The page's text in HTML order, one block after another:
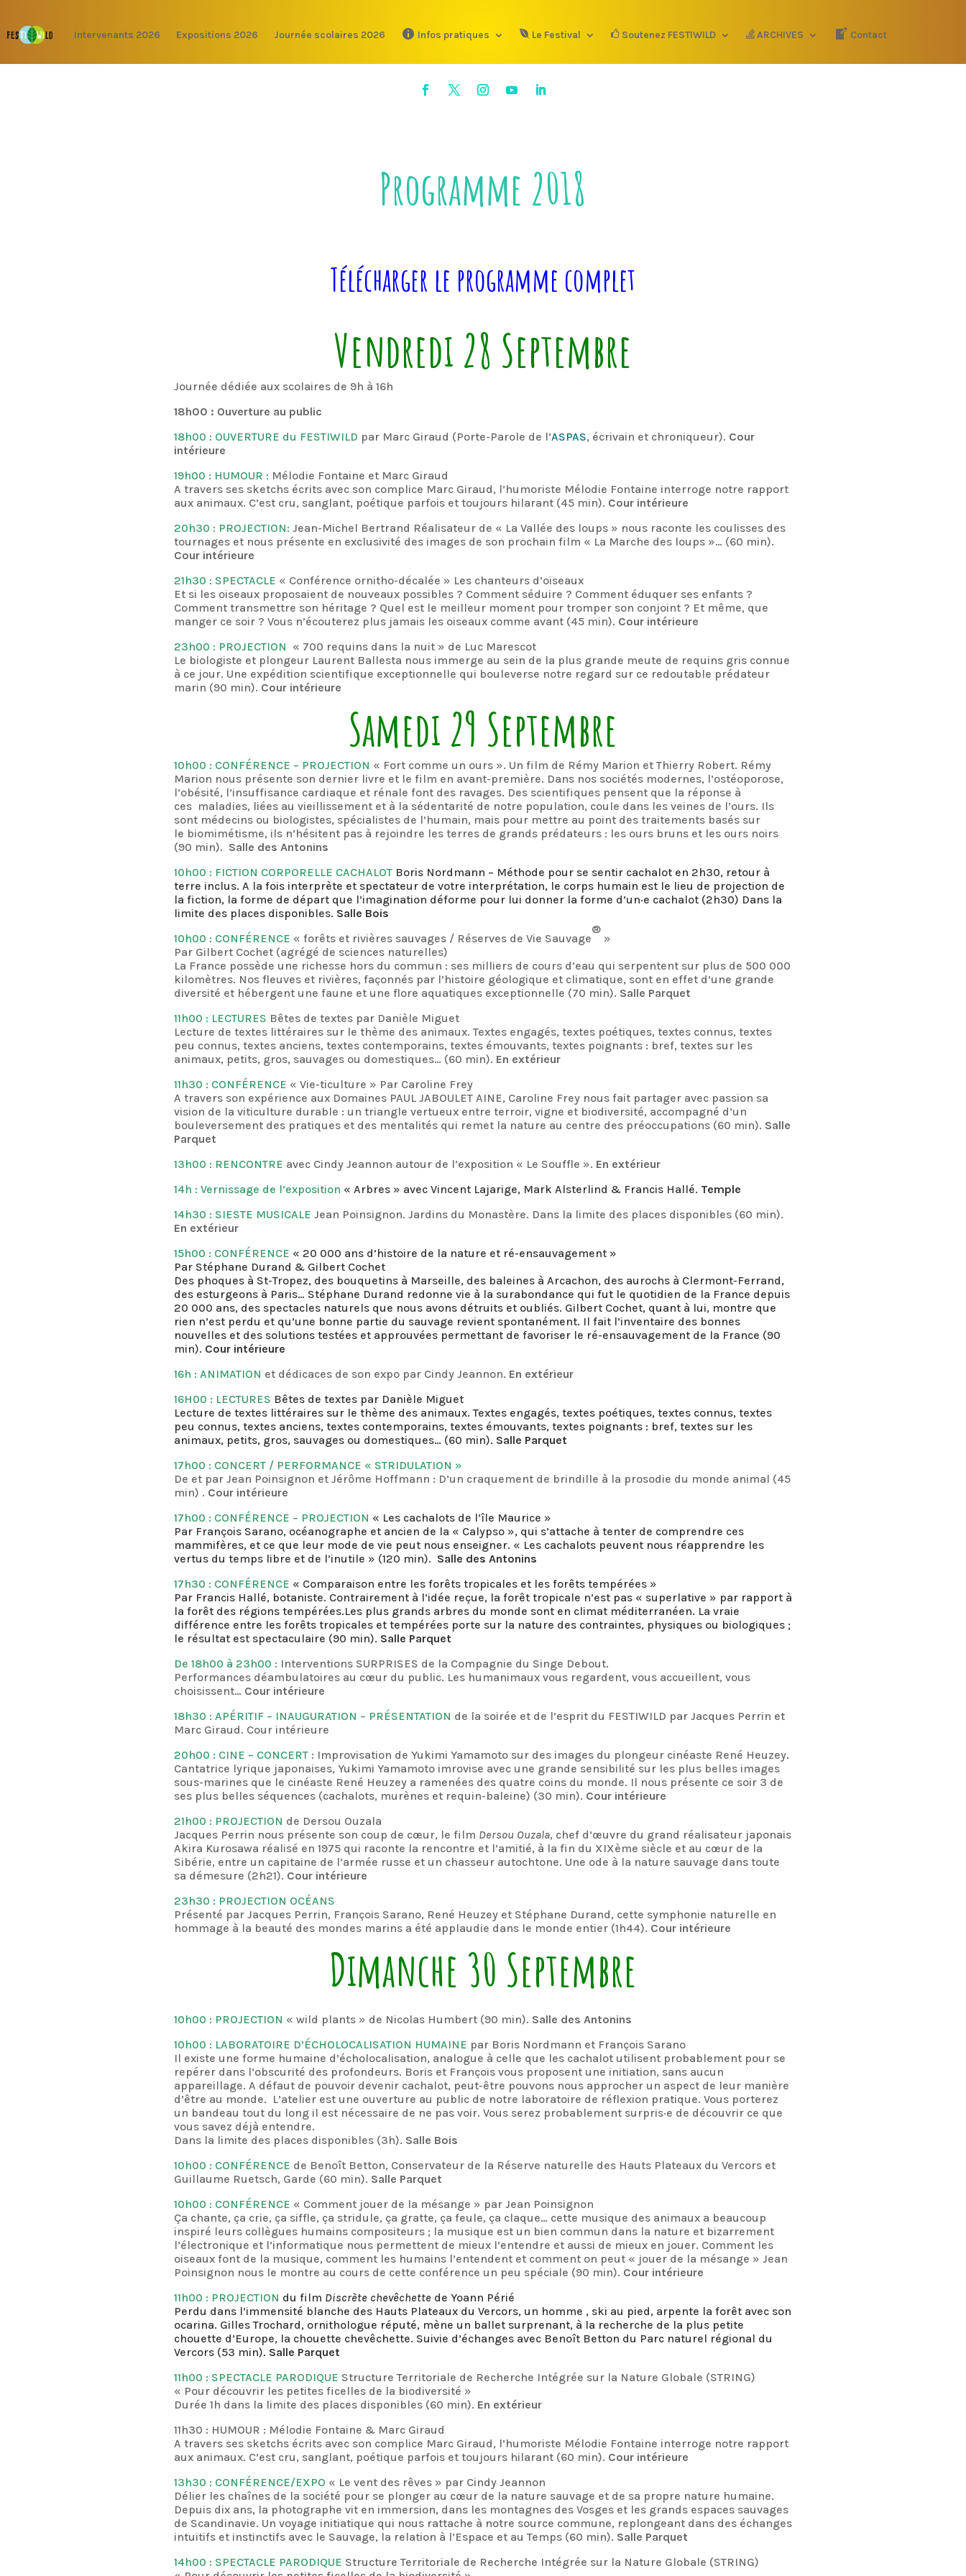
Intervenants 2026 Expositions 2026 Journée scolaires 2026 Infos pratiques Le Festival Soutenez FESTIWILD ARCHIVES Contact
Programme 2018
Télécharger le programme complet
Vendredi 28 Septembre
Journée dédiée aux scolaires de 9h à 16h
18h00 : Ouverture au public
18h00 : OUVERTURE du FESTIWILD par Marc Giraud (Porte-Parole de l’ASPAS, écrivain et chroniqueur). Cour
intérieure
19h00 : HUMOUR : Mélodie Fontaine et Marc Giraud
A travers ses sketchs écrits avec son complice Marc Giraud, l’humoriste Mélodie Fontaine interroge notre rapport
aux animaux. C’est cru, sanglant, poétique parfois et toujours hilarant (45 min). Cour intérieure
20h30 : PROJECTION: Jean-Michel Bertrand Réalisateur de « La Vallée des loups » nous raconte les coulisses des
tournages et nous présente en exclusivité des images de son prochain film « La Marche des loups »… (60 min).
Cour intérieure
21h30 : SPECTACLE « Conférence ornitho-décalée » Les chanteurs d’oiseaux
Et si les oiseaux proposaient de nouveaux possibles ? Comment séduire ? Comment éduquer ses enfants ?
Comment transmettre son héritage ? Quel est le meilleur moment pour tromper son conjoint ? Et même, que
manger ce soir ? Vous n’écouterez plus jamais les oiseaux comme avant (45 min). Cour intérieure
23h00 : PROJECTION « 700 requins dans la nuit » de Luc Marescot
Le biologiste et plongeur Laurent Ballesta nous immerge au sein de la plus grande meute de requins gris connue
à ce jour. Une expédition scientifique exceptionnelle qui bouleverse notre regard sur ce redoutable prédateur
marin (90 min). Cour intérieure
Samedi 29 Septembre
10h00 : CONFÉRENCE – PROJECTION « Fort comme un ours ». Un film de Rémy Marion et Thierry Robert. Rémy
Marion nous présente son dernier livre et le film en avant-première. Dans nos sociétés modernes, l’ostéoporose,
l’obésité, l’insuffisance cardiaque et rénale font des ravages. Des scientifiques pensent que la réponse à
ces maladies, liées au vieillissement et à la sédentarité de notre population, coule dans les veines de l’ours. Ils
sont médecins ou biologistes, spécialistes de l’humain, mais pour mettre au point des traitements basés sur
le biomimétisme, ils n’hésitent pas à rejoindre les terres de grands prédateurs : les ours bruns et les ours noirs
(90 min). Salle des Antonins
10h00 : FICTION CORPORELLE CACHALOT Boris Nordmann – Méthode pour se sentir cachalot en 2h30, retour à
terre inclus. A la fois interprète et spectateur de votre interprétation, le corps humain est le lieu de projection de
la fiction, la forme de départ que l’imagination déforme pour lui donner la forme d’un·e cachalot (2h30) Dans la
limite des places disponibles. Salle Bois
10h00 : CONFÉRENCE « forêts et rivières sauvages / Réserves de Vie Sauvage
®
»
Par Gilbert Cochet (agrégé de sciences naturelles)
La France possède une richesse hors du commun : ses milliers de cours d’eau qui serpentent sur plus de 500 000
kilomètres. Nos fleuves et rivières, façonnés par l’histoire géologique et climatique, sont en effet d’une grande
diversité et hébergent une faune et une flore aquatiques exceptionnelle (70 min). Salle Parquet
11h00 : LECTURES Bêtes de textes par Danièle Miguet
Lecture de textes littéraires sur le thème des animaux. Textes engagés, textes poétiques, textes connus, textes
peu connus, textes anciens, textes contemporains, textes émouvants, textes poignants : bref, textes sur les
animaux, petits, gros, sauvages ou domestiques… (60 min). En extérieur
11h30 : CONFÉRENCE « Vie-ticulture » Par Caroline Frey
A travers son expérience aux Domaines PAUL JABOULET AINE, Caroline Frey nous fait partager avec passion sa
vision de la viticulture durable : un triangle vertueux entre terroir, vigne et biodiversité, accompagné d’un
bouleversement des pratiques et des mentalités qui remet la nature au centre des préoccupations (60 min). Salle
Parquet
13h00 : RENCONTRE avec Cindy Jeannon autour de l’exposition « Le Souffle ». En extérieur
14h : Vernissage de l’exposition « Arbres » avec Vincent Lajarige, Mark Alsterlind & Francis Hallé. Temple
14h30 : SIESTE MUSICALE Jean Poinsignon. Jardins du Monastère. Dans la limite des places disponibles (60 min).
En extérieur
15h00 : CONFÉRENCE « 20 000 ans d’histoire de la nature et ré-ensauvagement »
Par Stéphane Durand & Gilbert Cochet
Des phoques à St-Tropez, des bouquetins à Marseille, des baleines à Arcachon, des aurochs à Clermont-Ferrand,
des esturgeons à Paris… Stéphane Durand redonne vie à la surabondance qui fut le quotidien de la France depuis
20 000 ans, des spectacles naturels que nous avons détruits et oubliés. Gilbert Cochet, quant à lui, montre que
rien n’est perdu et qu’une bonne partie du sauvage revient spontanément. Il fait l’inventaire des bonnes
nouvelles et des solutions testées et approuvées permettant de favoriser le ré-ensauvagement de la France (90
min). Cour intérieure
16h : ANIMATION et dédicaces de son expo par Cindy Jeannon. En extérieur
16H00 : LECTURES Bêtes de textes par Danièle Miguet
Lecture de textes littéraires sur le thème des animaux. Textes engagés, textes poétiques, textes connus, textes
peu connus, textes anciens, textes contemporains, textes émouvants, textes poignants : bref, textes sur les
animaux, petits, gros, sauvages ou domestiques… (60 min). Salle Parquet
17h00 : CONCERT / PERFORMANCE « STRIDULATION »
De et par Jean Poinsignon et Jérôme Hoffmann : D’un craquement de brindille à la prosodie du monde animal (45
min) . Cour intérieure
17h00 : CONFÉRENCE – PROJECTION « Les cachalots de l’île Maurice »
Par François Sarano, océanographe et ancien de la « Calypso », qui s’attache à tenter de comprendre ces
mammifères, et ce que leur mode de vie peut nous enseigner. « Les cachalots peuvent nous réapprendre les
vertus du temps libre et de l’inutile » (120 min). Salle des Antonins
17h30 : CONFÉRENCE « Comparaison entre les forêts tropicales et les forêts tempérées »
Par Francis Hallé, botaniste. Contrairement à l’idée reçue, la forêt tropicale n’est pas « superlative » par rapport à
la forêt des régions tempérées.Les plus grands arbres du monde sont en climat méditerranéen. La vraie
différence entre les forêts tropicales et tempérées porte sur la nature des contraintes, physiques ou biologiques ;
le résultat est spectaculaire (90 min). Salle Parquet
De 18h00 à 23h00 : Interventions SURPRISES de la Compagnie du Singe Debout.
Performances déambulatoires au cœur du public. Les humanimaux vous regardent, vous accueillent, vous
choisissent… Cour intérieure
18h30 : APÉRITIF – INAUGURATION – PRÉSENTATION de la soirée et de l’esprit du FESTIWILD par Jacques Perrin et
Marc Giraud. Cour intérieure
20h00 : CINE – CONCERT : Improvisation de Yukimi Yamamoto sur des images du plongeur cinéaste René Heuzey.
Cantatrice lyrique japonaises, Yukimi Yamamoto imrovise avec une grande sensibilité sur les plus belles images
sous-marines que le cinéaste René Heuzey a ramenées des quatre coins du monde. Il nous présente ce soir 3 de
ses plus belles séquences (cachalots, murènes et requin-baleine) (30 min). Cour intérieure
21h00 : PROJECTION de Dersou Ouzala
Jacques Perrin nous présente son coup de cœur, le film Dersou Ouzala, chef d’œuvre du grand réalisateur japonais
Akira Kurosawa réalisé en 1975 qui raconte la rencontre et l’amitié, à la fin du XIXème siècle et au cœur de la
Sibérie, entre un capitaine de l’armée russe et un chasseur autochtone. Une ode à la nature sauvage dans toute
sa démesure (2h21). Cour intérieure
23h30 : PROJECTION OCÉANS
Présenté par Jacques Perrin, François Sarano, René Heuzey et Stéphane Durand, cette symphonie naturelle en
hommage à la beauté des mondes marins a été applaudie dans le monde entier (1h44). Cour intérieure
Dimanche 30 Septembre
10h00 : PROJECTION « wild plants » de Nicolas Humbert (90 min). Salle des Antonins
10h00 : LABORATOIRE D’ÉCHOLOCALISATION HUMAINE par Boris Nordmann et François Sarano
Il existe une forme humaine d’écholocalisation, analogue à celle que les cachalot utilisent probablement pour se
repérer dans l’obscurité des profondeurs. Boris et François vous proposent une initiation, sans aucun
appareillage. A défaut de pouvoir devenir cachalot, peut-être pouvons nous approcher un aspect de leur manière
d’être au monde. L’atelier est une ouverture au public de notre laboratoire de réflexion pratique. Vous porterez
un bandeau tout du long il est nécessaire de ne pas voir. Vous serez probablement surpris·e de découvrir ce que
vous savez déjà entendre.
Dans la limite des places disponibles (3h). Salle Bois
10h00 : CONFÉRENCE de Benoît Betton, Conservateur de la Réserve naturelle des Hauts Plateaux du Vercors et
Guillaume Ruetsch, Garde (60 min). Salle Parquet
10h00 : CONFÉRENCE « Comment jouer de la mésange » par Jean Poinsignon
Ça chante, ça crie, ça siffle, ça stridule, ça gratte, ça feule, ça claque… cette musique des animaux a beaucoup
inspiré leurs collègues humains compositeurs ; la musique est un bien commun dans la nature et bizarrement
l’électronique et l’informatique nous permettent de mieux l’entendre et aussi de mieux en jouer. Comment les
oiseaux font de la musique, comment les humains l’entendent et comment on peut « jouer de la mésange » Jean
Poinsignon nous le montre au cours de cette conférence un peu spéciale (90 min). Cour intérieure
11h00 : PROJECTION du film Discrète chevêchette de Yoann Périé
Perdu dans l’immensité blanche des Hauts Plateaux du Vercors, un homme , ski au pied, arpente la forêt avec son
ocarina. Gilles Trochard, ornithologue réputé, mène un ballet surprenant, à la recherche de la plus petite
chouette d’Europe, la chouette chevêchette. Suivie d’échanges avec Benoît Betton du Parc naturel régional du
Vercors (53 min). Salle Parquet
11h00 : SPECTACLE PARODIQUE Structure Territoriale de Recherche Intégrée sur la Nature Globale (STRING)
« Pour découvrir les petites ficelles de la biodiversité »
Durée 1h dans la limite des places disponibles (60 min). En extérieur
11h30 : HUMOUR : Mélodie Fontaine & Marc Giraud
A travers ses sketchs écrits avec son complice Marc Giraud, l’humoriste Mélodie Fontaine interroge notre rapport
aux animaux. C’est cru, sanglant, poétique parfois et toujours hilarant (60 min). Cour intérieure
13h30 : CONFÉRENCE/EXPO « Le vent des rêves » par Cindy Jeannon
Délier les chaînes de la société pour se plonger au cœur de la nature sauvage et de sa propre nature humaine.
Depuis dix ans, la photographe vit en immersion, dans les montagnes des Vosges et les grands espaces sauvages
de Scandinavie. Un voyage initiatique qui nous rattache à notre source commune, replongeant dans des échanges
intuitifs et instinctifs avec le Sauvage, la relation à l’Espace et au Temps (60 min). Salle Parquet
14h00 : SPECTACLE PARODIQUE Structure Territoriale de Recherche Intégrée sur la Nature Globale (STRING)